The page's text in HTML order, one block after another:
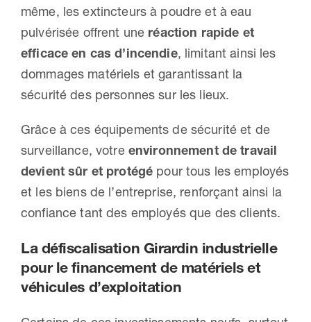
même, les extincteurs à poudre et à eau
pulvérisée offrent une réaction rapide et
efficace en cas d’incendie, limitant ainsi les
dommages matériels et garantissant la
sécurité des personnes sur les lieux.
Grâce à ces équipements de sécurité et de
surveillance, votre environnement de travail
devient sûr et protégé pour tous les employés
et les biens de l’entreprise, renforçant ainsi la
confiance tant des employés que des clients.
La défiscalisation Girardin industrielle
pour le financement de matériels et
véhicules d’exploitation